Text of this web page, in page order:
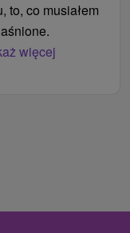
to, co musiałem
więcej